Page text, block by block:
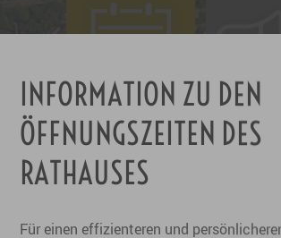
VERANSTALTUNGEN
INFORMATION ZU DEN
ÖFFNUNGSZEITEN DES
RATHAUSES
Für einen effizienteren und